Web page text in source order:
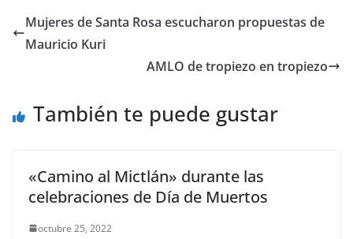
e
b
k
er l s
p
y
n
gr
m
e
Mujeres de Santa Rosa escucharon propuestas de
Mauricio Kuri
AMLO de tropiezo en tropiezo
También te puede gustar
«Camino al Mictlán» durante las
celebraciones de Día de Muertos
octubre 25, 2022